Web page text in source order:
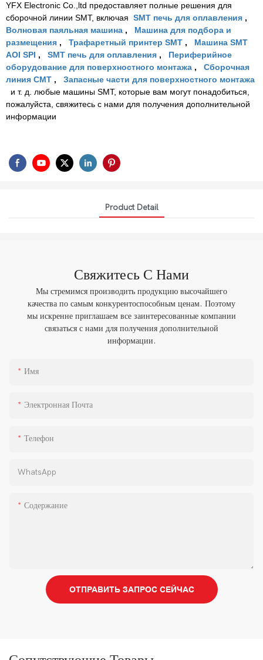
YFX Electronic Co.,ltd предоставляет полные решения для
сборочной линии SMT, включая SMT печь для оплавления ,
Волновая паяльная машина ,
Машина для подбора и
размещения , Трафаретный принтер SMT ,
Машина SMT
AOI SPI , SMT печь для оплавления ,
Периферийное
оборудование для поверхностного монтажа ,
Сборочная
линия СМТ ,
Запасные части для поверхностного монтажа
и т. д. любые машины SMT, которые вам могут понадобиться,
пожалуйста, свяжитесь с нами для получения дополнительной
информации
Product Detail
Свяжитесь С Нами
Мы стремимся производить продукцию высочайшего
качества по самым конкурентоспособным ценам. Поэтому
мы искренне приглашаем все заинтересованные компании
связаться с нами для получения дополнительной
информации.
Имя
Электронная Почта
Телефон
WhatsApp
Содержание
ОТПРАВИТЬ ЗАПРОС СЕЙЧАС